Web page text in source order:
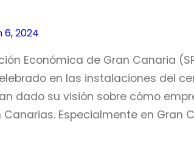
6, 2024
Económica de Gran Canaria
en las instalaciones del
dado su visión sobre cómo
Especialmente en Gran